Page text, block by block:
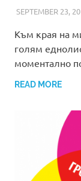
SEPTEMBER 23,
Към края на
голям
моментално
READ MORE